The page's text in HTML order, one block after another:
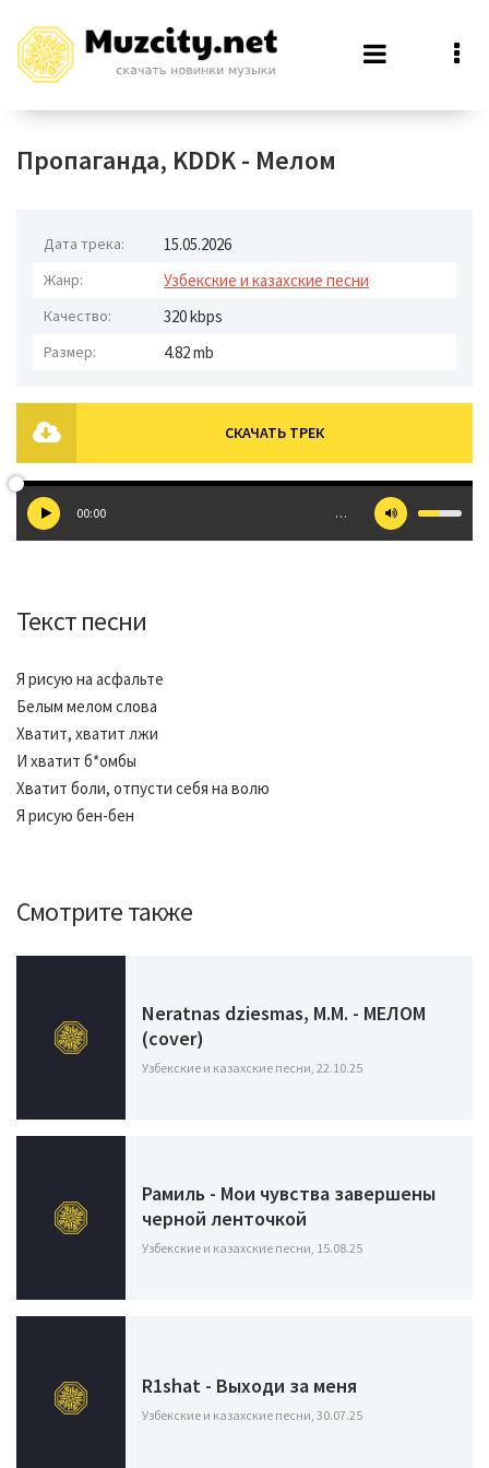
Пропаганда, KDDK - Мелом
Дата трека: 15.05.2026
Жанр: Узбекские и казахские песни
Качество: 320 kbps
Размер: 4.82 mb
СКАЧАТЬ ТРЕК
00:00 …
Текст песни
Я рисую на асфальте
Белым мелом слова
Хватит, хватит лжи
И хватит б*омбы
Хватит боли, отпусти себя на волю
Я рисую бен-бен
Смотрите также
Neratnas dziesmas, M.M. - МЕЛОМ
(cover)
Узбекские и казахские песни, 22.10.25
Рамиль - Мои чувства завершены
черной ленточкой
Узбекские и казахские песни, 15.08.25
R1shat - Выходи за меня
Узбекские и казахские песни, 30.07.25